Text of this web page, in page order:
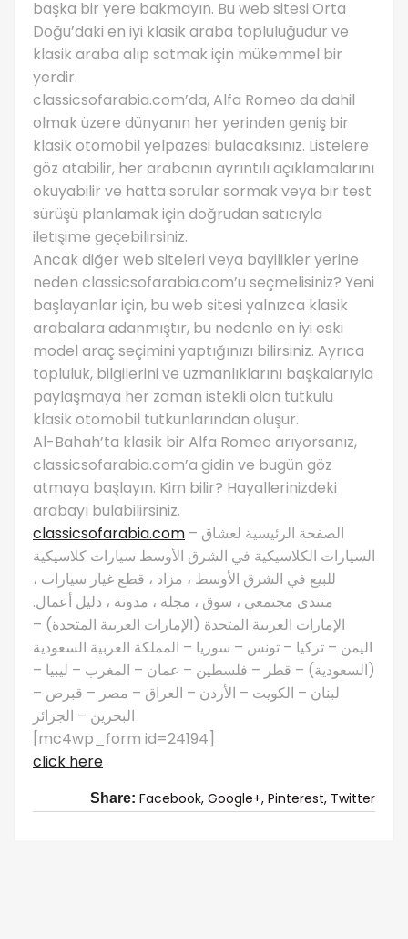
başka bir yere bakmayın. Bu web sitesi Orta
Doğu’daki en iyi klasik araba topluluğudur ve
klasik araba alıp satmak için mükemmel bir
yerdir.
classicsofarabia.com’da, Alfa Romeo da dahil
olmak üzere dünyanın her yerinden geniş bir
klasik otomobil yelpazesi bulacaksınız. Listelere
göz atabilir, her arabanın ayrıntılı açıklamalarını
okuyabilir ve hatta sorular sormak veya bir test
sürüşü planlamak için doğrudan satıcıyla
iletişime geçebilirsiniz.
Ancak diğer web siteleri veya bayilikler yerine
neden classicsofarabia.com’u seçmelisiniz? Yeni
başlayanlar için, bu web sitesi yalnızca klasik
arabalara adanmıştır, bu nedenle en iyi eski
model araç seçimini yaptığınızı bilirsiniz. Ayrıca
topluluk, bilgilerini ve uzmanlıklarını başkalarıyla
paylaşmaya her zaman istekli olan tutkulu
klasik otomobil tutkunlarından oluşur.
Al-Bahah’ta klasik bir Alfa Romeo arıyorsanız,
classicsofarabia.com’a gidin ve bugün göz
atmaya başlayın. Kim bilir? Hayallerinizdeki
arabayı bulabilirsiniz.
classicsofarabia.com – الصفحة الرئيسية لعشاق
السيارات الكلاسيكية في الشرق الأوسط سيارات كلاسيكية
للبيع في الشرق الأوسط ، مزاد ، قطع غيار سيارات ،
منتدى مجتمعي ، سوق ، مجلة ، مدونة ، دليل أعمال.
الإمارات العربية المتحدة (الإمارات العربية المتحدة) –
اليمن – تركيا – تونس – سوريا – المملكة العربية السعودية
(السعودية) – قطر – فلسطين – عمان – المغرب – ليبيا –
لبنان – الكويت – الأردن – العراق – مصر – قبرص –
البحرين – الجزائر
[mc4wp_form id=24194]
click here
Share: Facebook, Google+, Pinterest, Twitter